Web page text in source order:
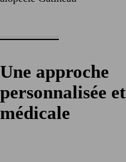
Une approche
personnalisée et
médicale